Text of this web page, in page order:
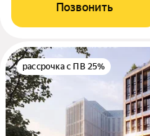
Позвонить
рассрочка с ПВ 25%